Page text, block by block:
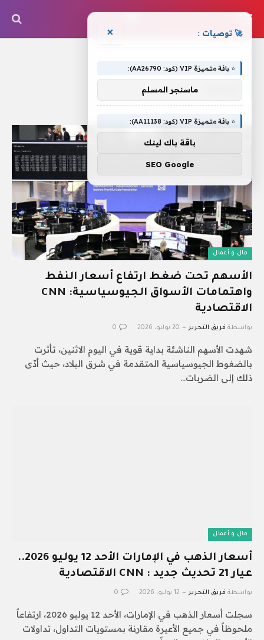
مال و أعمال
الأسهم تحت ضغط ارتفاع أسعار النفط
واهتمامات الأسواق الجيوسياسية: CNN
الاقتصادية
بواسطة فريق التحرير 20 يوليو، 2026 0
شهدت الأسهم الناشئة بداية قوية في اليوم الاثنين، تأثرت
بالضغوط الجيوسياسية المتقدمة في شرق البلاد، حيث أدّى
ذلك إلى الضربات…
مال و أعمال
أسعار الذهب في الإمارات الأحد 12 يوليو 2026..
عيار 21 تحديث جديد : CNN الاقتصادية
بواسطة فريق التحرير 12 يوليو، 2026 0
سجلت أسعار الذهب في الإمارات، الأحد 12 يوليو 2026، ارتفاعاً
ملحوظاً في جميع الأعيرة مقارنة بمستويات التداول، تداولات
🚀 توصيات : ×
⭐ باقة متميزة VIP (كود: AA26790):
ماسنجر المسلم
⭐ باقة متميزة VIP (كود: AA11138):
باقة باك لينك
SEO Google